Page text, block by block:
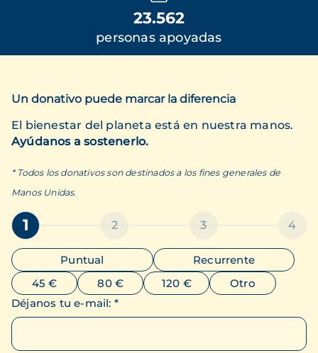
23.562
personas apoyadas
Un donativo puede marcar la diferencia
El bienestar del planeta está en nuestra manos.
Ayúdanos a sostenerlo.
* Todos los donativos son destinados a los fines generales de
Manos Unidas.
1 2 3 4
Puntual
Recurrente
45 €
80 € 120 €
Otro
Déjanos tu e-mail: *